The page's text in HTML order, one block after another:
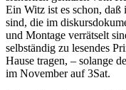
Ein Witz ist es schon,
sind, die im
und Montage verrätselt
selbständig zu lesendes
Hause tragen, – solange
im November auf 3Sat.